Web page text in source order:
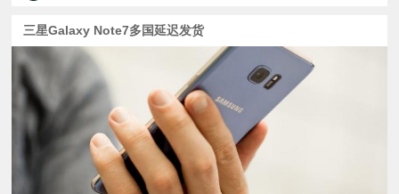
三星Galaxy Note7多国延迟发货